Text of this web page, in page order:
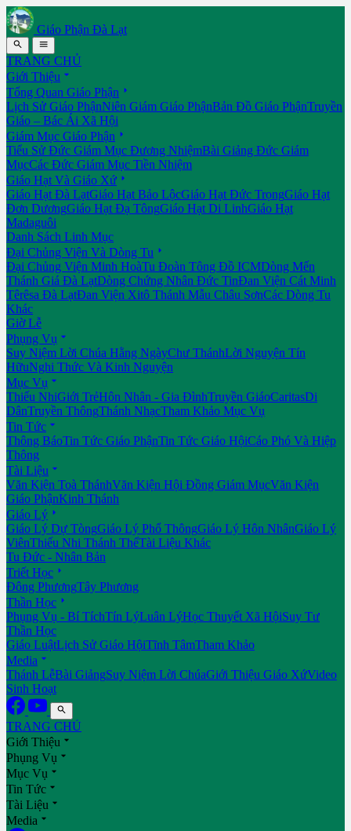
Giáo Phận Đà Lạt
 
TRANG CHỦ
Giới Thiệu 
Tổng Quan Giáo Phận 
Lịch Sử Giáo PhậnNiên Giám Giáo PhậnBản Đồ Giáo PhậnTruyền
Giáo – Bác Ái Xã Hội
Giám Mục Giáo Phận 
Tiểu Sử Đức Giám Mục Đương NhiệmBài Giảng Đức Giám
MụcCác Đức Giám Mục Tiền Nhiệm
Giáo Hạt Và Giáo Xứ 
Giáo Hạt Đà LạtGiáo Hạt Bảo LộcGiáo Hạt Đức TrọngGiáo Hạt
Đơn DươngGiáo Hạt Đạ TôngGiáo Hạt Di LinhGiáo Hạt
Madaguôi
Danh Sách Linh Mục
Đại Chủng Viện Và Dòng Tu 
Đại Chủng Viện Minh HoàTu Đoàn Tông Đồ ICMDòng Mến
Thánh Giá Đà LạtDòng Chứng Nhân Đức TinĐan Viện Cát Minh
Têrêsa Đà LạtĐan Viện Xitô Thánh Mẫu Châu SơnCác Dòng Tu
Khác
Giờ Lễ
Phụng Vụ 
Suy Niệm Lời Chúa Hằng NgàyChư ThánhLời Nguyện Tín
HữuNghi Thức Và Kinh Nguyện
Mục Vụ 
Thiếu NhiGiới TrẻHôn Nhân - Gia ĐìnhTruyền GiáoCaritasDi
DânTruyền ThôngThánh NhạcTham Khảo Mục Vụ
Tin Tức 
Thông BáoTin Tức Giáo PhậnTin Tức Giáo HộiCáo Phó Và Hiệp
Thông
Tài Liệu 
Văn Kiện Toà ThánhVăn Kiện Hội Đồng Giám MụcVăn Kiện
Giáo PhậnKinh Thánh
Giáo Lý 
Giáo Lý Dự TòngGiáo Lý Phổ ThôngGiáo Lý Hôn NhânGiáo Lý
ViênThiếu Nhi Thánh ThểTài Liệu Khác
Tu Đức - Nhân Bản
Triết Học 
Đông PhươngTây Phương
Thần Học 
Phụng Vụ - Bí TíchTín LýLuân LýHọc Thuyết Xã HộiSuy Tư
Thần Học
Giáo LuậtLịch Sử Giáo HộiTĩnh TâmTham Khảo
Media 
Thánh LễBài GiảngSuy Niệm Lời ChúaGiới Thiệu Giáo XứVideo
Sinh Hoạt

TRANG CHỦ
Giới Thiệu 
Phụng Vụ 
Mục Vụ 
Tin Tức 
Tài Liệu 
Media 